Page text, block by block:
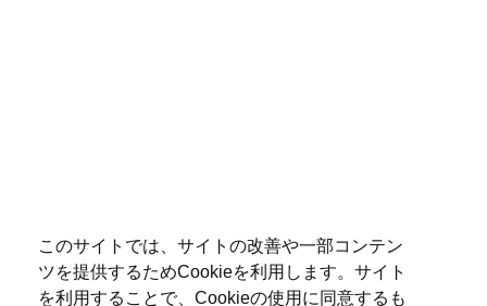
このサイトでは、サイトの改善や一部コンテン
ツを提供するためCookieを利用します。サイト
を利用することで、Cookieの使用に同意するも